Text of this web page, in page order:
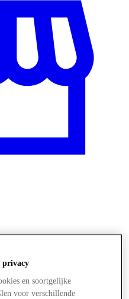
privacy
en soortgelijke
voor verschillende